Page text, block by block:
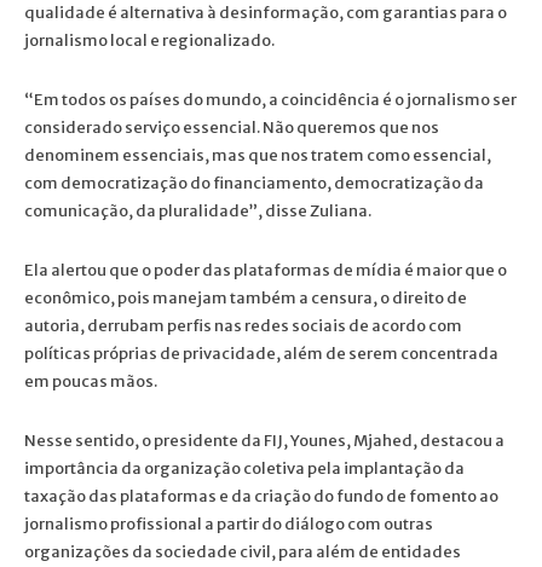
qualidade é alternativa à desinformação, com garantias para o
jornalismo local e regionalizado.
“Em todos os países do mundo, a coincidência é o jornalismo ser
considerado serviço essencial. Não queremos que nos
denominem essenciais, mas que nos tratem como essencial,
com democratização do financiamento, democratização da
comunicação, da pluralidade”, disse Zuliana.
Ela alertou que o poder das plataformas de mídia é maior que o
econômico, pois manejam também a censura, o direito de
autoria, derrubam perfis nas redes sociais de acordo com
políticas próprias de privacidade, além de serem concentrada
em poucas mãos.
Nesse sentido, o presidente da FIJ, Younes, Mjahed, destacou a
importância da organização coletiva pela implantação da
taxação das plataformas e da criação do fundo de fomento ao
jornalismo profissional a partir do diálogo com outras
organizações da sociedade civil, para além de entidades